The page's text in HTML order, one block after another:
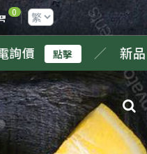
0
／ 新品｜冷凍鳳梨